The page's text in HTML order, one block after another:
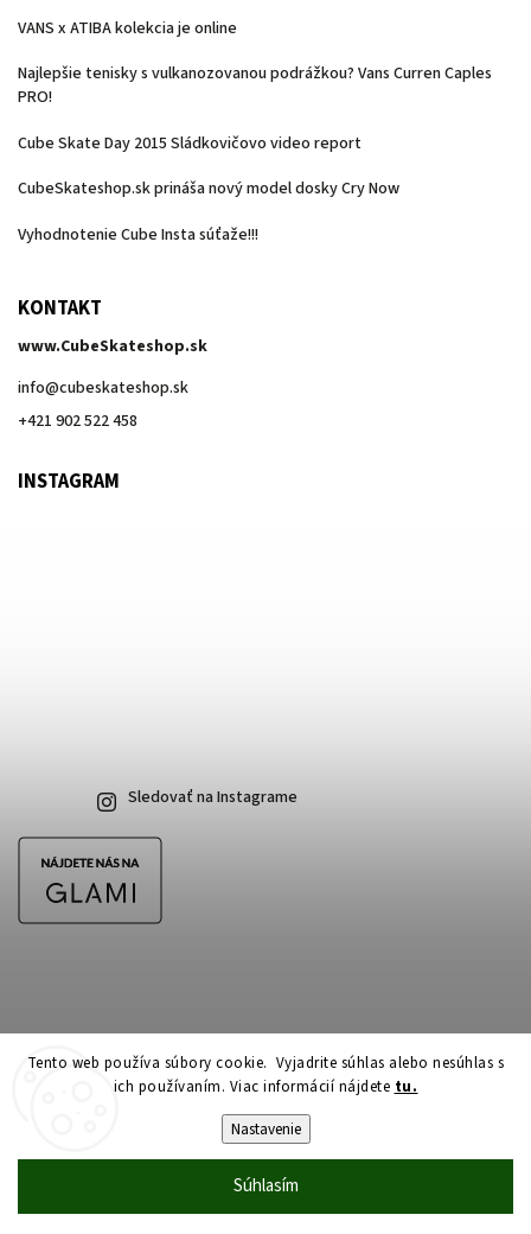
Tento web používa súbory cookie. Vyjadrite súhlas alebo nesúhlas s
ich používaním. Viac informácií nájdete tu.
Nastavenie
Súhlasím
VANS x ATIBA kolekcia je online
Najlepšie tenisky s vulkanozovanou podrážkou? Vans Curren Caples
PRO!
Cube Skate Day 2015 Sládkovičovo video report
CubeSkateshop.sk prináša nový model dosky Cry Now
Vyhodnotenie Cube Insta súťaže!!!
KONTAKT
www.CubeSkateshop.sk
info@cubeskateshop.sk
+421 902 522 458
INSTAGRAM
Sledovať na Instagrame
Copyright 2026CubeSkateshop.sk. Všetky práva vyhradené.
Upraviť nastavenie cookies
Shoptet| Design